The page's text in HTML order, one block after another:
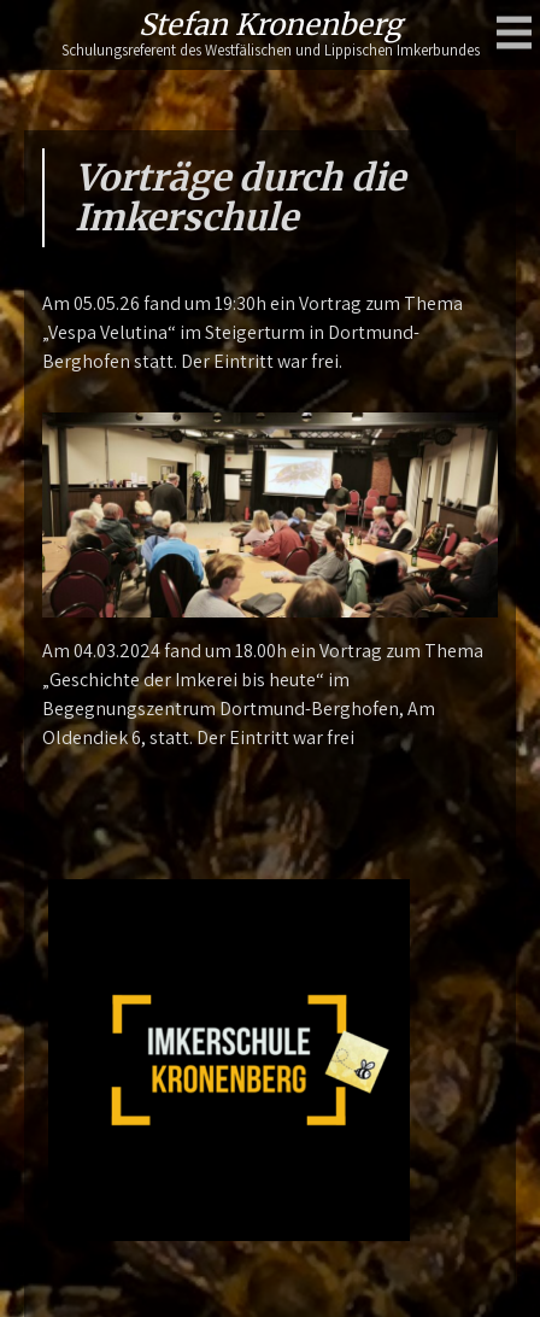
content
Stefan Kronenberg
Schulungsreferent des Westfälischen und Lippischen Imkerbundes
Vorträge durch die
Imkerschule
Am 05.05.26 fand um 19:30h ein Vortrag zum Thema
„Vespa Velutina“ im Steigerturm in Dortmund-
Berghofen statt. Der Eintritt war frei.
Am 04.03.2024 fand um 18.00h ein Vortrag zum Thema
„Geschichte der Imkerei bis heute“ im
Begegnungszentrum Dortmund-Berghofen, Am
Oldendiek 6, statt. Der Eintritt war frei